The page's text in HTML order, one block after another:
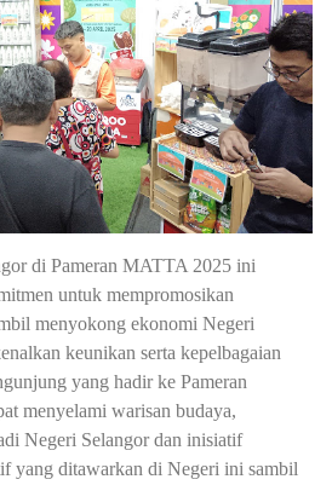
di Pameran MATTA 2025 ini
untuk mempromosikan
menyokong ekonomi Negeri
keunikan serta kepelbagaian
yang hadir ke Pameran
menyelami warisan budaya,
Negeri Selangor dan inisiatif
yang ditawarkan di Negeri ini sambil